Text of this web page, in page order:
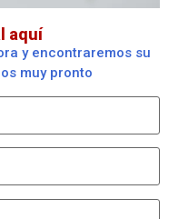
aquí
y encontraremos su
muy pronto